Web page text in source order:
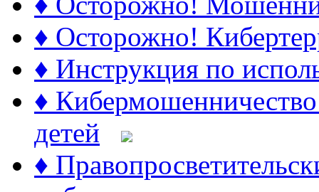
♦ Осторожно!
♦ Инструкция по
♦
детей
♦